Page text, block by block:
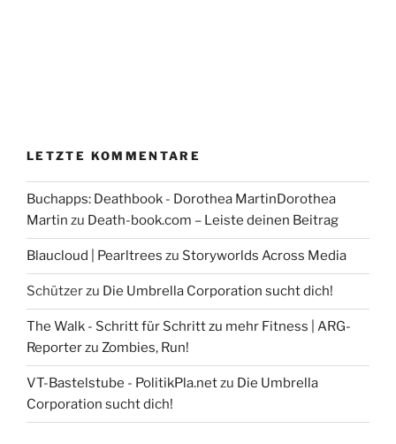
LETZTE KOMMENTARE
Buchapps: Deathbook - Dorothea MartinDorothea
Martin zu Death-book.com – Leiste deinen Beitrag
Blaucloud | Pearltrees zu Storyworlds Across Media
Schützerzu Die Umbrella Corporation sucht dich!
The Walk - Schritt für Schritt zu mehr Fitness | ARG-
Reporterzu Zombies, Run!
VT-Bastelstube - PolitikPla.netzu Die Umbrella
Corporation sucht dich!